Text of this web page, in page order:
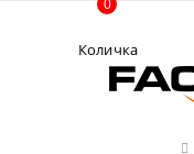
Количка
0